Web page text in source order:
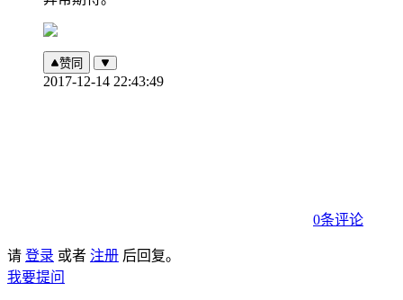
赞同
2017-12-14 22:43:49
0条评论
请 登录 或者 注册 后回复。
我要提问